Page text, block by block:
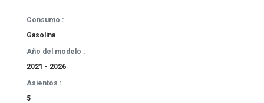
Consumo :
Gasolina
Año del modelo :
2021 - 2026
Asientos :
5